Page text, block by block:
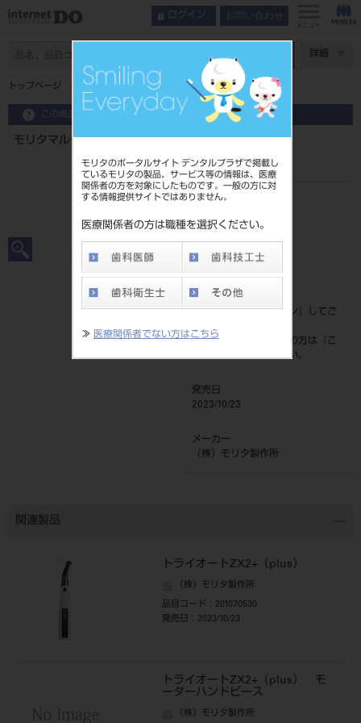
モリタのポータルサイト デンタルプラザで掲載し
ているモリタの製品、サービス等の情報は、医療
関係者の方を対象にしたものです。一般の方に対
する情報提供サイトではありません。
医療関係者の方は職種を選択ください。
≫ 医療関係者でない方はこちら
ログイン お問い合わせ
メニュー
詳細
トップページ モリタマルチスプレー（LPG）（420mL）
この商品に関するお問い合わせ
モリタマルチスプレー（LPG）（420mL）
品目コード
4548213371112
標準価格
価格の確認は『ログイン
』してご
ネット会員登録がまだの方は『
こ
ちら』より登録ください。
発売日
2023/10/23
メーカー
（株）モリタ製作所
関連製品
トライオートZX2+（plus）
（株）モリタ製作所
品目コード ：201070530
発売日
：2023/10/23
トライオートZX2+（plus） モ
ーターハンドピース
（株）モリタ製作所